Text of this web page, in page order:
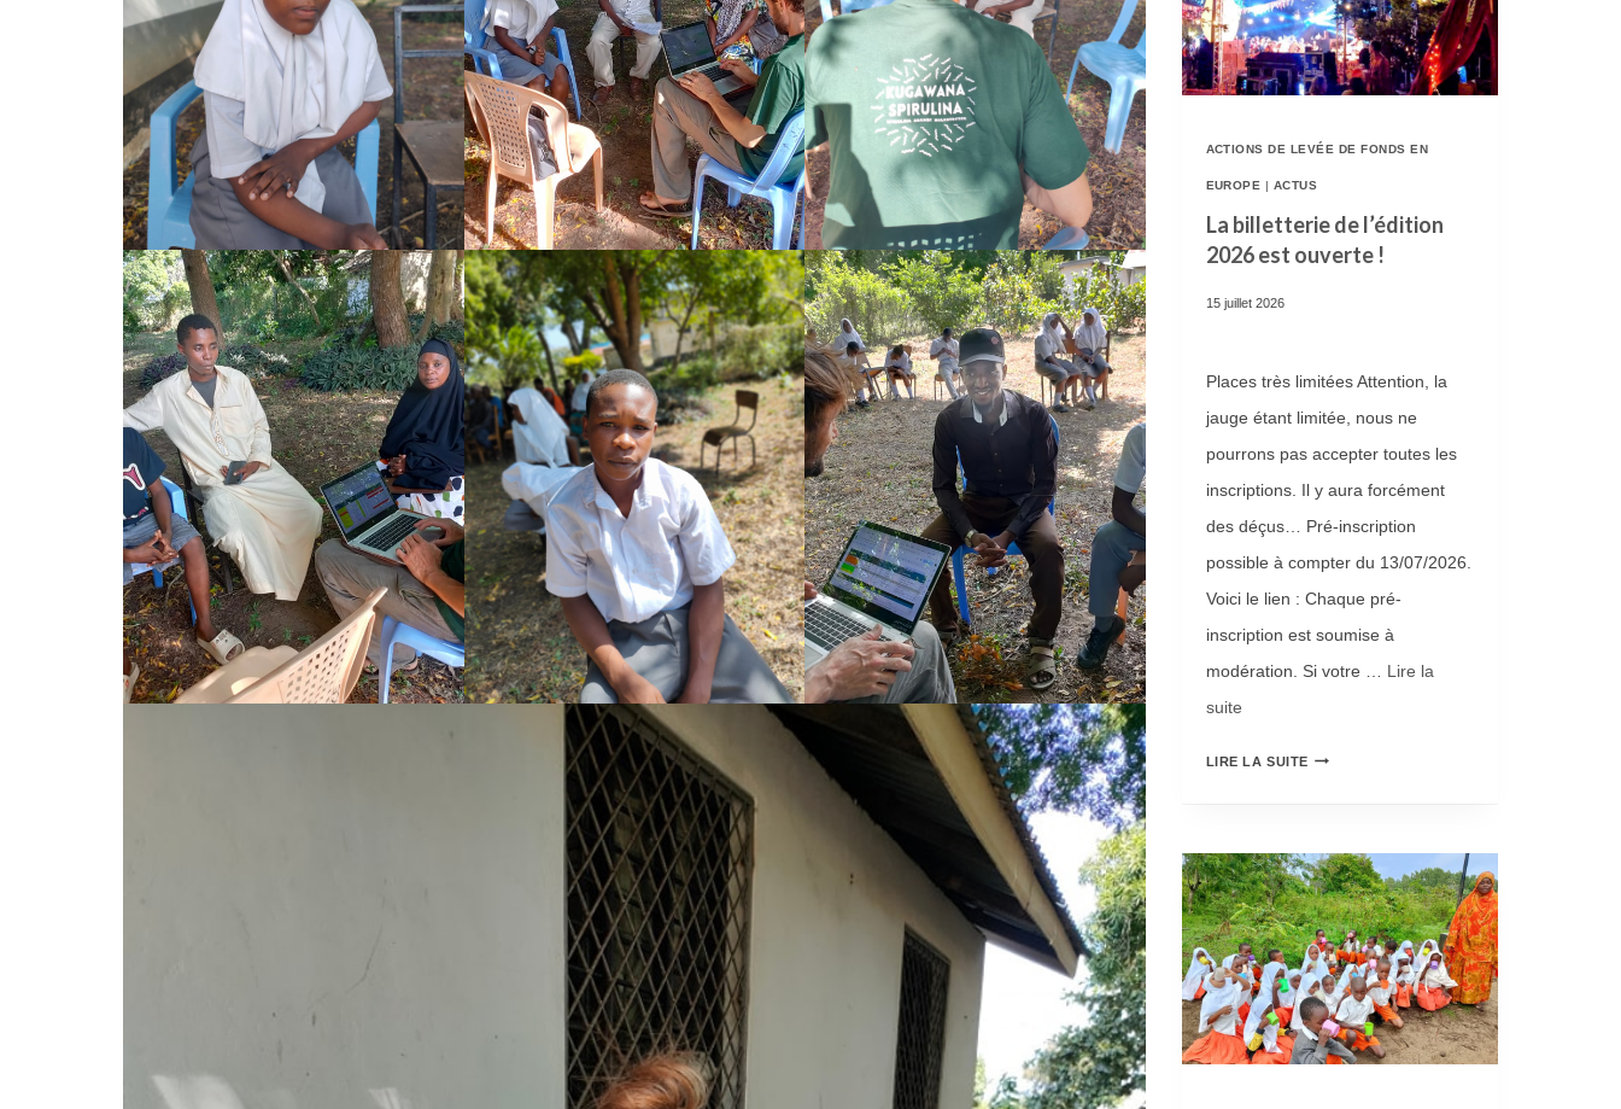
ACTIONS DE LEVÉE DE FONDS EN
EUROPE ACTUS
La billetterie de l’édition
2026 est ouverte !
15 juillet 2026
Places très limitées Attention, la
jauge étant limitée, nous ne
pourrons pas accepter toutes les
inscriptions. Il y aura forcément
des déçus… Pré-inscription
possible à compter du 13/07/2026.
Voici le lien : Chaque pré-
inscription est soumise à
modération. Si votre … Lire la
suite­­
LIRE LA SUITEL
I
L
L
E
T
T